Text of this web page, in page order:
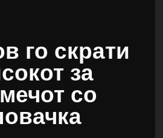
го скрати
за
со